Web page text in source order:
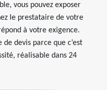
vous pouvez exposer
le prestataire de votre
à votre exigence.
de devis parce que c’est
réalisable dans 24